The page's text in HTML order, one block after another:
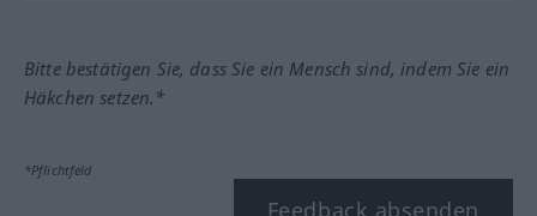
Bitte bestätigen Sie, dass Sie ein Mensch sind, indem Sie ein
Häkchen setzen.*
*Pflichtfeld
Feedback absenden